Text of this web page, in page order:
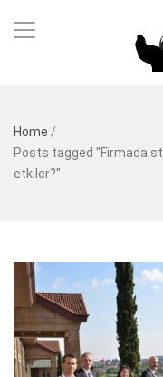
Home /
Posts tagged "Firmada
etkiler?"